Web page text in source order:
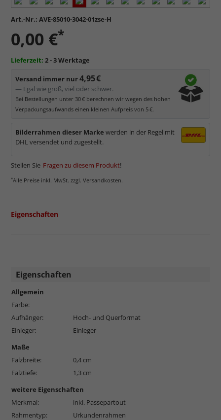
Art.-Nr.: AVE-85010-3042-01zse-H
0,00 €*
Lieferzeit: 2 - 3 Werktage
Versand immer nur4,95 €
— Egal wie groß, viel oder schwer.
Bei Bestellungen unter 30 € berechnen wir wegen des hohen
Verpackungsaufwands einen kleinen Aufpreis von 5 €.
Bilderrahmen dieser Marke werden in der Regel mit
DHL versendet und zugestellt.
Stellen Sie Fragen zu diesem Produkt!
*Alle Preise inkl. MwSt. zzgl. Versandkosten.
Eigenschaften
Eigenschaften
Allgemein
Farbe:
Aufhänger:
Hoch- und Querformat
Einleger:
Einleger
Maße
Falzbreite:
0,4 cm
Falztiefe:
1,3 cm
weitere Eigenschaften
Merkmal:
inkl. Passepartout
Rahmentyp:
Urkundenrahmen